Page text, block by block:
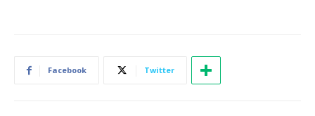
Facebook Twitter